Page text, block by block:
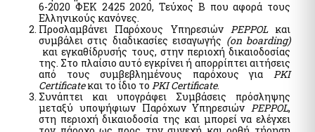
Digital Register of Members of Fan Clubs
Special electronic application "Search for identification
numbers via Personal Number"
Special electronic application "Personal data (myInfo) for
Citizens Service Centers" - Special electronic application
"Personal data (myInfo) for salaried Consular Authorities"
Hide list
Telecommunications
Register of Beneficiaries of Exemption of Mobile Telephony
and Cellular Telephony Subscribers (Mi.D.A.Te.)
Greek State Auditing Services
Submit declaration "ΠΟΘΕΝ ΕΣΧΕΣ"
6-2020 ΦΕΚ 2425 2020, Τεύχος Β που αφορά τους
Ελληνικούς κανόνες.
Προσλαμβάνει Παρόχους Υπηρεσιών PEPPOLκαι
συμβάλει στις διαδικασίες εισαγωγής (on boarding)
και εγκαθίδρυσής τους, στην περιοχή δικαιοδοσίας
της. Στο πλαίσιο αυτό εγκρίνει ή απορρίπτει αιτήσεις
από τους συμβεβλημένους παρόχους για PKI
Certificateκαι το ίδιο το PKI Certificate.
Συνάπτει και υπογράφει Συμβάσεις πρόσληψης
μεταξύ υποψήφιων Παρόχων Υπηρεσιών PEPPOL,
στη περιοχή δικαιοδοσία της και μπορεί να ελέγχει